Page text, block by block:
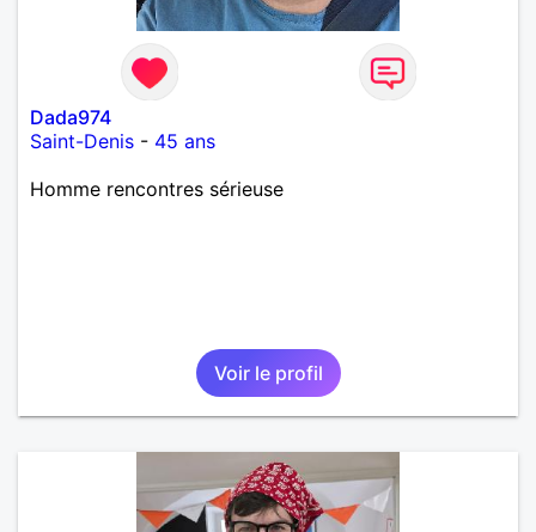
Dada974
Saint-Denis - 45 ans
Homme rencontres sérieuse
Voir le profil